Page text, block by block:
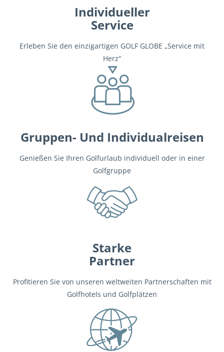
Individueller
Service
Erleben Sie den einzigartigen GOLF GLOBE „Service mit
Herz“
Gruppen- Und Individualreisen
Genießen Sie Ihren Golfurlaub individuell oder in einer
Golfgruppe
Starke
Partner
Profitieren Sie von unseren weltweiten Partnerschaften mit
Golfhotels und Golfplätzen